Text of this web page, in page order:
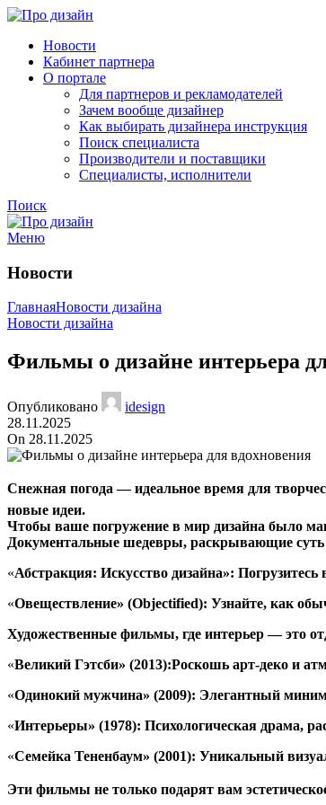
Новости
Кабинет партнера
О портале
Для партнеров и рекламодателей
Зачем вообще дизайнер
Как выбирать дизайнера инструкция
Поиск специалиста
Производители и поставщики
Специалисты, исполнители
Поиск
Меню
Новости
ГлавнаяНовости дизайна
Новости дизайна
Фильмы о дизайне интерьера
Опубликовано
idesign
28.11.2025
On 28.11.2025
Снежная погода — идеальное время для
новые идеи.
Чтобы ваше погружение в мир дизайна было
Документальные шедевры, раскрывающие суть
«Абстракция: Искусство дизайна»:
«Овеществление» (Objectified): Узнайте, как
Художественные фильмы, где интерьер — это
«Великий Гэтсби» (2013):Роскошь арт-деко и
«Одинокий мужчина» (2009): Элегантный
«Интерьеры» (1978): Психологическая драма,
«Семейка Тененбаум» (2001): Уникальный
Эти фильмы не только подарят вам